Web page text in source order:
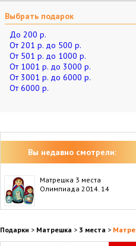
Выбрать подарок
До 200 р.
От 201 р. до 500 р.
От 501 р. до 1000 р.
От 1001 р. до 3000 р.
От 3001 р. до 6000 р.
От 6000 р.
Вы недавно смотрели:
Матрешка 3 места
Олимпиада 2014. 14
Подарки > Матрешка > 3 места >